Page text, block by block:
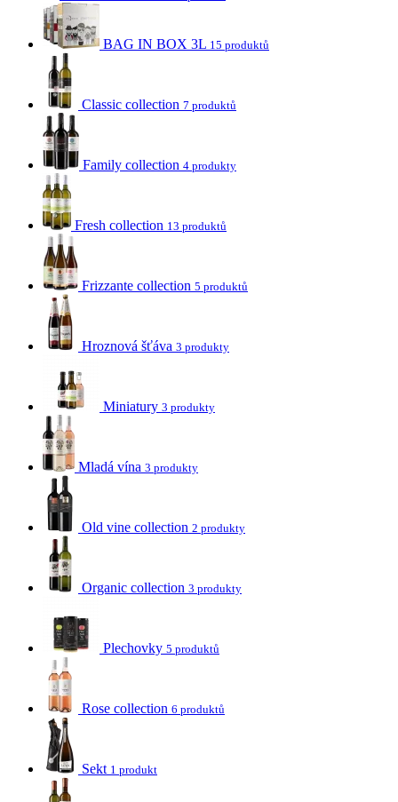
BAG IN BOX 3L 15 produktů
Classic collection 7 produktů
Family collection 4 produkty
Fresh collection 13 produktů
Frizzante collection 5 produktů
Hroznová šťáva 3 produkty
Miniatury 3 produkty
Mladá vína 3 produkty
Old vine collection 2 produkty
Organic collection 3 produkty
Plechovky 5 produktů
Rose collection 6 produktů
Sekt 1 produkt